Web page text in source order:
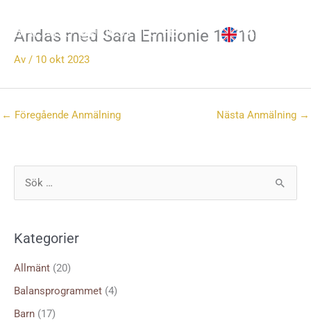
innehåll
Andas med Sara Emilionie 10/10
Av / 10 okt 2023
← Föregående Anmälning Nästa Anmälning →
e
f
t
Kategorier
Allmänt (20)
Balansprogrammet (4)
Barn (17)